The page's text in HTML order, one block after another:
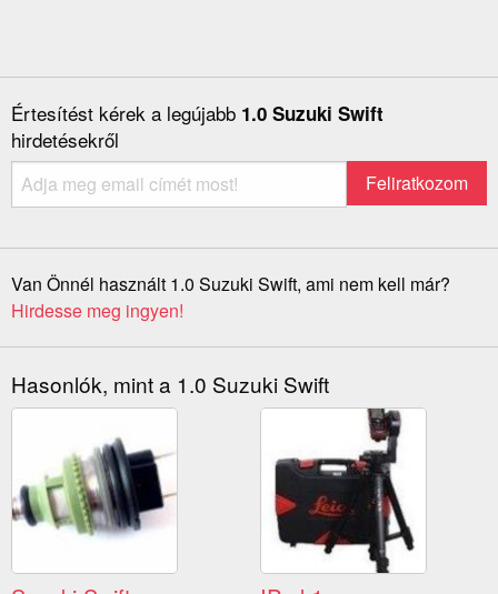
Értesítést kérek a legújabb 1.0 Suzuki Swift
hirdetésekről
Van Önnél használt 1.0 Suzuki Swift, ami nem kell már?
Hirdesse meg ingyen!
Hasonlók, mint a 1.0 Suzuki Swift